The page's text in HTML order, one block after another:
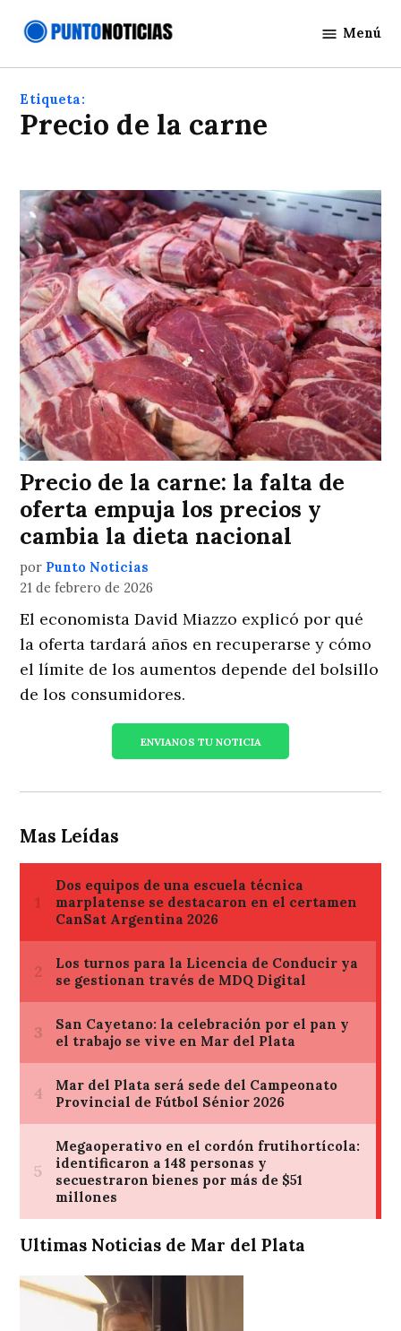
Noticias
Menú
Etiqueta:
Precio de la carne
Precio de la carne: la falta de
oferta empuja los precios y
cambia la dieta nacional
por Punto Noticias
21 de febrero de 2026
El economista David Miazzo explicó por qué
la oferta tardará años en recuperarse y cómo
el límite de los aumentos depende del bolsillo
de los consumidores.
ENVIANOS TU NOTICIA
Mas Leídas
Ultimas Noticias de Mar del Plata